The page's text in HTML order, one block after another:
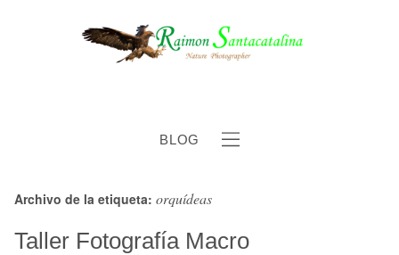
BLOG
Archivo de la etiqueta: orquídeas
Taller Fotografía Macro